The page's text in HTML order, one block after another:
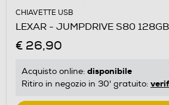
CHIAVETTE USB
LEXAR - JUMPDRIVE S80
€ 26,90
Acquisto online: disponibile
Ritiro in negozio in 30' gratuito: